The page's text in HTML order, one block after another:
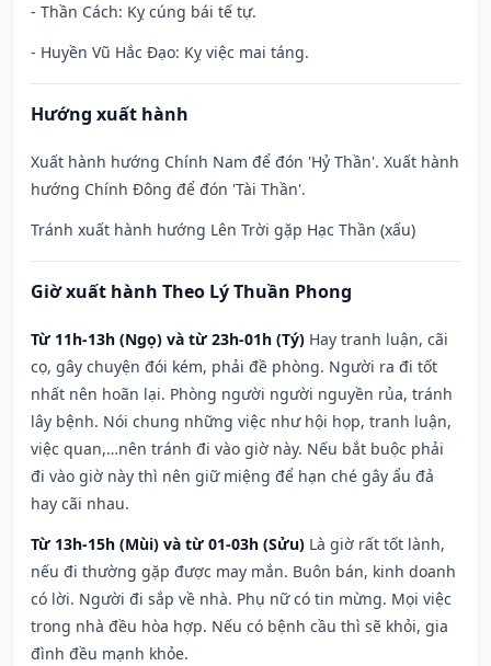
- Thần Cách: Kỵ cúng bái tế tự.
- Huyền Vũ Hắc Đạo: Kỵ việc mai táng.
Hướng xuất hành
Xuất hành hướng Chính Nam để đón 'Hỷ Thần'. Xuất hành
hướng Chính Đông để đón 'Tài Thần'.
Tránh xuất hành hướng Lên Trời gặp Hạc Thần (xấu)
Giờ xuất hành Theo Lý Thuần Phong
Từ 11h-13h (Ngọ) và từ 23h-01h (Tý) Hay tranh luận, cãi
cọ, gây chuyện đói kém, phải đề phòng. Người ra đi tốt
nhất nên hoãn lại. Phòng người người nguyền rủa, tránh
lây bệnh. Nói chung những việc như hội họp, tranh luận,
việc quan,…nên tránh đi vào giờ này. Nếu bắt buộc phải
đi vào giờ này thì nên giữ miệng để hạn ché gây ẩu đả
hay cãi nhau.
Từ 13h-15h (Mùi) và từ 01-03h (Sửu) Là giờ rất tốt lành,
nếu đi thường gặp được may mắn. Buôn bán, kinh doanh
có lời. Người đi sắp về nhà. Phụ nữ có tin mừng. Mọi việc
trong nhà đều hòa hợp. Nếu có bệnh cầu thì sẽ khỏi, gia
đình đều mạnh khỏe.